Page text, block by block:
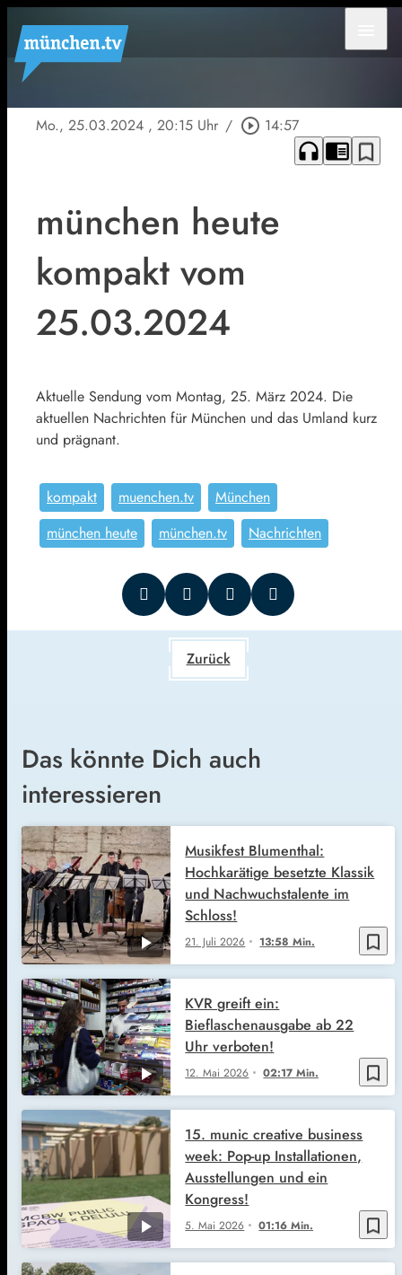
Mo., 25.03.2024 , 20:15 Uhr / play_circle_outline 14:57
headphones chrome_reader_mode bookmark_border
münchen heute
kompakt vom
25.03.2024
Aktuelle Sendung vom Montag, 25. März 2024. Die
aktuellen Nachrichten für München und das Umland kurz
und prägnant.
kompakt muenchen.tv
München
münchen heute
münchen.tv Nachrichten
Zurück
Das könnte Dich auch
interessieren
bookmark_border
21. Juli 2026 13:58 Min.
Musikfest Blumenthal:
Hochkarätige besetzte Klassik
und Nachwuchstalente im
Schloss!
bookmark_border
12. Mai 2026 02:17 Min.
KVR greift ein:
Bieflaschenausgabe ab 22
Uhr verboten!
bookmark_border
5. Mai 2026 01:16 Min.
15. munic creative business
week: Pop-up Installationen,
Ausstellungen und ein
Kongress!